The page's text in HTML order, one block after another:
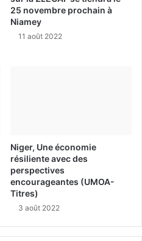
25 novembre prochain à
Niamey
11 août 2022
Niger, Une économie
résiliente avec des
perspectives
encourageantes (UMOA-
Titres)
3 août 2022